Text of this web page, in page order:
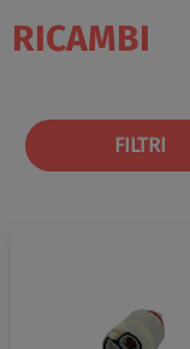
RICAMBI
FILTRI